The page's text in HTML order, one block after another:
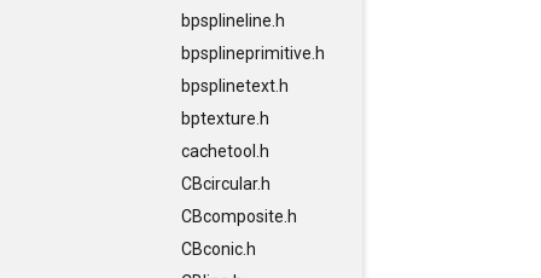
bpsplineline.h
bpsplineprimitive.h
bpsplinetext.h
bptexture.h
cachetool.h
CBcircular.h
CBcomposite.h
CBconic.h